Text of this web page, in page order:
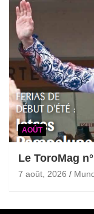
AOÛT
Le ToroMag
7 août, 2026